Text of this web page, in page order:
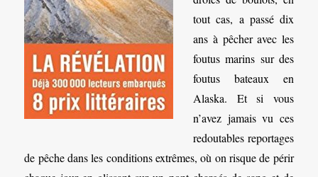
tout cas, a passé dix
ans à pêcher avec les
foutus marins sur des
foutus bateaux en
Alaska. Et si vous
n’avez jamais vu ces
redoutables reportages
de pêche dans les conditions extrêmes, où on risque de périr